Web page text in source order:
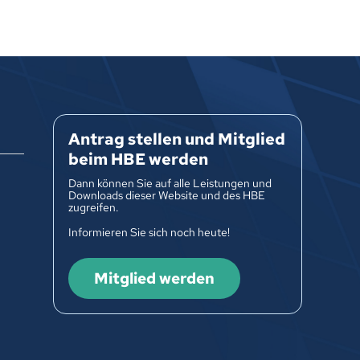
Antrag stellen und Mitglied
beim HBE werden
Dann können Sie auf alle Leistungen und
Downloads dieser Website und des HBE
zugreifen.
Informieren Sie sich noch heute!
Mitglied werden